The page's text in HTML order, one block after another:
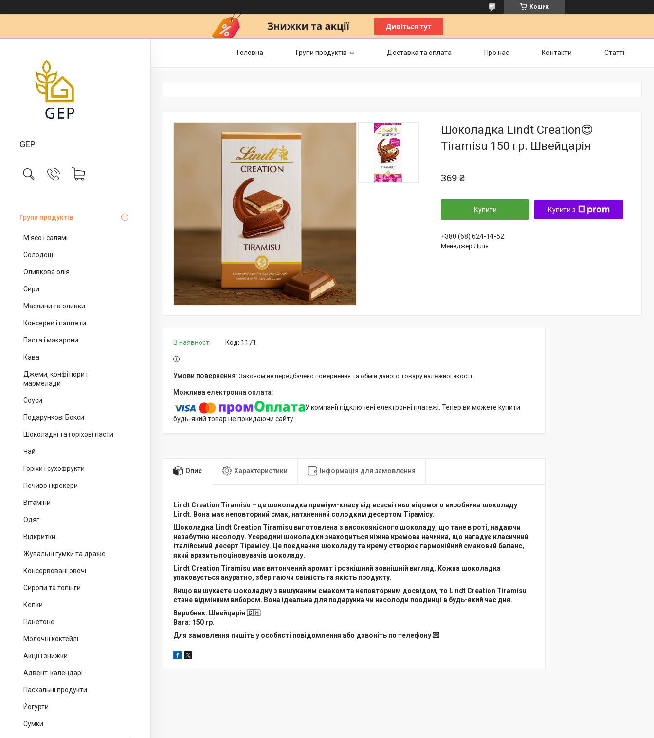
Кошик
GEP
Групи продуктів
М'ясо і салямі
Солодощі
Оливкова олія
Сири
Маслини та оливки
Консерви і паштети
Паста і макарони
Кава
Джеми, конфітюри і
мармелади
Соуси
Подарункові Бокси
Шоколадні та горіхові пасти
Чай
Горіхи і сухофрукти
Печиво і крекери
Вітаміни
Одяг
Відкритки
Жувальні гумки та драже
Консервовані овочі
Сиропи та топінги
Кепки
Панетоне
Молочні коктейлі
Акції і знижки
Адвент-календарі
Пасхальні продукти
Йогурти
Сумки
Головна Групи продуктів Доставка та оплата Про нас Контакти Статті
Шоколадка Lindt Creation😍
Tiramisu 150 гр. Швейцарія
369 ₴
Купити Купити з
+380 (68) 624-14-52
Менеджер Лілія
В наявності Код: 1171
Законом не передбачено повернення та обмін даного товару належної якості
У компанії підключені електронні платежі. Тепер ви можете купити
будь-який товар не покидаючи сайту.
Опис Характеристики Інформація для замовлення
Lindt Creation Tiramisu – це шоколадка преміум-класу від всесвітньо відомого виробника шоколаду
Lindt. Вона має неповторний смак, натхненний солодким десертом Тірамісу.
Шоколадка Lindt Creation Tiramisu виготовлена з високоякісного шоколаду, що тане в роті, надаючи
незабутню насолоду. Усередині шоколадки знаходиться ніжна кремова начинка, що нагадує класичний
італійський десерт Тірамісу. Це поєднання шоколаду та крему створює гармонійний смаковий баланс,
який вразить поціновувачів шоколаду.
Lindt Creation Tiramisu має витончений аромат і розкішний зовнішній вигляд. Кожна шоколадка
упаковується акуратно, зберігаючи свіжість та якість продукту.
Якщо ви шукаєте шоколадку з вишуканим смаком та неповторним досвідом, то Lindt Creation Tiramisu
стане відмінним вибором. Вона ідеальна для подарунка чи насолоди поодинці в будь-який час дня.
Виробник: Швейцарія 🇨🇭
Вага: 150 гр.
Для замовлення пишіть у особисті повідомлення або дзвоніть по телефону 💌